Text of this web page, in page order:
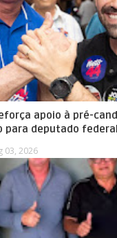
apoio à pré-
para deputado federal
03, 2026